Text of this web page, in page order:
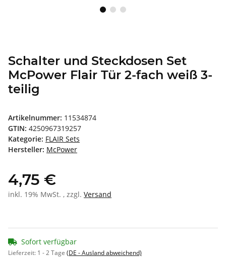
Schalter und Steckdosen Set
McPower Flair Tür 2-fach weiß 3-
teilig
Artikelnummer: 11534874
GTIN: 4250967319257
Kategorie: FLAIR Sets
Hersteller: McPower
4,75 €
inkl. 19% MwSt. , zzgl. Versand
Sofort verfügbar
Lieferzeit: 1 - 2 Tage (DE - Ausland abweichend)